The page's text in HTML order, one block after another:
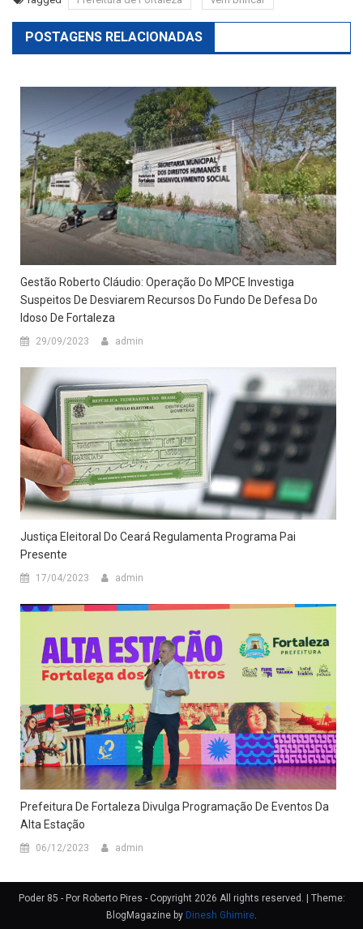
POSTAGENS RELACIONADAS
Gestão Roberto Cláudio: Operação Do MPCE Investiga
Suspeitos De Desviarem Recursos Do Fundo De Defesa Do
Idoso De Fortaleza
29/09/2023 admin
Justiça Eleitoral Do Ceará Regulamenta Programa Pai
Presente
17/04/2023 admin
Prefeitura De Fortaleza Divulga Programação De Eventos Da
Alta Estação
06/12/2023 admin
Poder 85 - Por Roberto Pires - Copyright 2026 All rights reserved.
Theme:
BlogMagazine by Dinesh Ghimire.